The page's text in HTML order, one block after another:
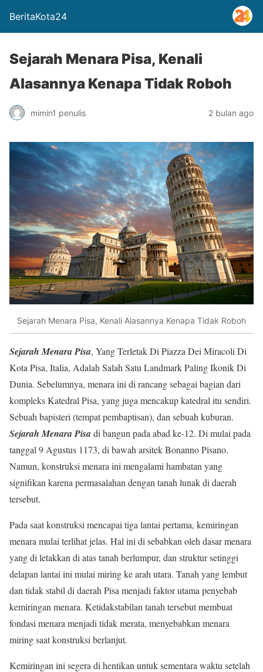
BeritaKota24
Sejarah Menara Pisa, Kenali
Alasannya Kenapa Tidak Roboh
mimin1 penulis 2 bulan ago
Sejarah Menara Pisa, Kenali Alasannya Kenapa Tidak Roboh
Sejarah Menara Pisa, Yang Terletak Di Piazza Dei Miracoli Di
Kota Pisa, Italia, Adalah Salah Satu Landmark Paling Ikonik Di
Dunia. Sebelumnya, menara ini di rancang sebagai bagian dari
kompleks Katedral Pisa, yang juga mencakup katedral itu sendiri.
Sebuah bapisteri (tempat pembaptisan), dan sebuah kuburan.
Sejarah Menara Pisadi bangun pada abad ke-12. Di mulai pada
tanggal 9 Agustus 1173, di bawah arsitek Bonanno Pisano.
Namun, konstruksi menara ini mengalami hambatan yang
signifikan karena permasalahan dengan tanah lunak di daerah
tersebut.
Pada saat konstruksi mencapai tiga lantai pertama, kemiringan
menara mulai terlihat jelas. Hal ini di sebabkan oleh dasar menara
yang di letakkan di atas tanah berlumpur, dan struktur setinggi
delapan lantai ini mulai miring ke arah utara. Tanah yang lembut
dan tidak stabil di daerah Pisa menjadi faktor utama penyebab
kemiringan menara. Ketidakstabilan tanah tersebut membuat
fondasi menara menjadi tidak merata, menyebabkan menara
miring saat konstruksi berlanjut.
Kemiringan ini segera di hentikan untuk sementara waktu setelah